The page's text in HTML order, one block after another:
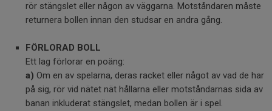
rör stängslet eller någon av väggarna. Motståndaren måste
returnera bollen innan den studsar en andra gång.
FÖRLORAD BOLL
Ett lag förlorar en poäng:
a) Om en av spelarna, deras racket eller något av vad de har
på sig, rör vid nätet nät hållarna eller motståndarnas sida av
banan inkluderat stängslet, medan bollen är i spel.